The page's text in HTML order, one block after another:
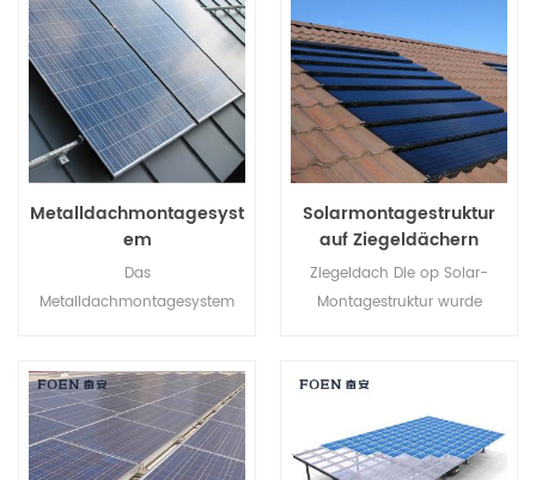
Installationszeit verkürzen.
bald.
Metalldachmontagesyst
em
Das
Metalldachmontagesystem
schnellerer Installation und
sicherer Struktur.
Solarmontagestruktur
auf Ziegeldächern
Ziegeldach Die op Solar-
Montagestruktur wurde
Dächern entwickelt.